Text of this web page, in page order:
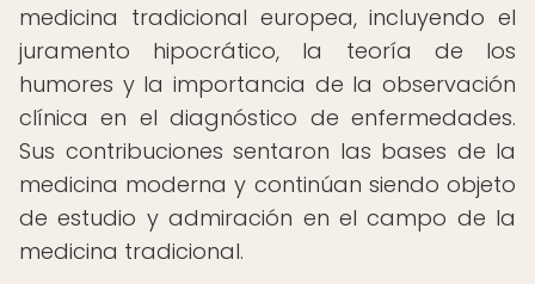
medicina tradicional europea, incluyendo el
juramento hipocrático, la teoría de los
humores y la importancia de la observación
clínica en el diagnóstico de enfermedades.
Sus contribuciones sentaron las bases de la
medicina moderna y continúan siendo objeto
de estudio y admiración en el campo de la
medicina tradicional.